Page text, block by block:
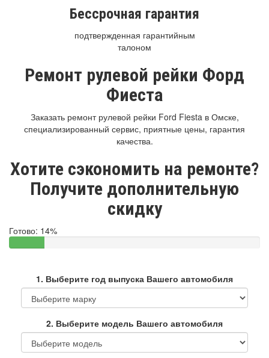
Бессрочная гарантия
подтвержденная гарантийным
талоном
Ремонт рулевой рейки Форд
Фиеста
Заказать ремонт рулевой рейки Ford Fiesta в Омске,
специализированный сервис, приятные цены, гарантия
качества.
Хотите сэкономить на ремонте?
Получите дополнительную
скидку
Готово: 14%
1. Выберите год выпуска Вашего автомобиля
2. Выберите модель Вашего автомобиля